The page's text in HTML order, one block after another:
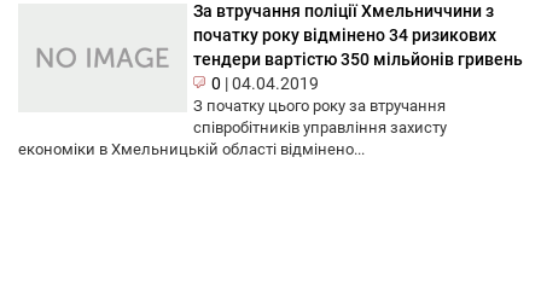
За втручання поліції Хмельниччини з
початку року відмінено 34 ризикових
тендери вартістю 350 мільйонів гривень
0 |04.04.2019
З початку цього року за втручання
співробітників управління захисту
економіки в Хмельницькій області відмінено...